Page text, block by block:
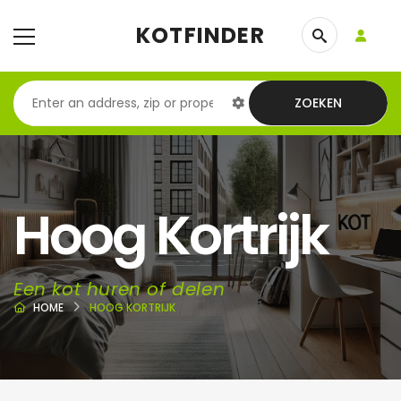
KOTFINDER
ZOEKEN
Hoog Kortrijk
Een kot huren of delen
HOME HOOG KORTRIJK